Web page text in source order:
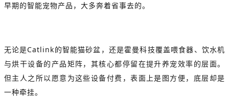
早期的智能宠物产品，大多奔着省事去的。
无论是Catlink的智能猫砂盆，还是霍曼科技覆盖喂食器、饮水机
与烘干设备的产品矩阵，其核心都停留在提升养宠效率的层面。
但主人之所以愿意为这些设备付费，表面上是图方便，底层却是
一种牵挂。